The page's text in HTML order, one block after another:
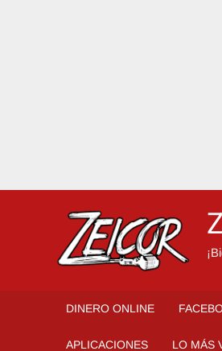
DINERO ONLINE
APLICACIONES LO MÁS